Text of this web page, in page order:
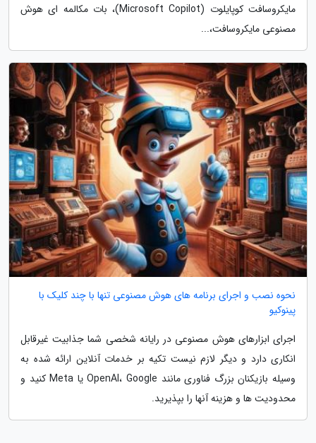
مایکروسافت کوپایلوت (Microsoft Copilot)، بات مکالمه ای هوش
مصنوعی مایکروسافت،...
نحوه نصب و اجرای برنامه های هوش مصنوعی تنها با چند کلیک با
پینوکیو
اجرای ابزارهای هوش مصنوعی در رایانه شخصی شما جذابیت غیرقابل
انکاری دارد و دیگر لازم نیست تکیه بر خدمات آنلاین ارائه شده به
وسیله بازیکنان بزرگ فناوری مانند OpenAI، Google یا Meta کنید و
محدودیت ها و هزینه آنها را بپذیرید.